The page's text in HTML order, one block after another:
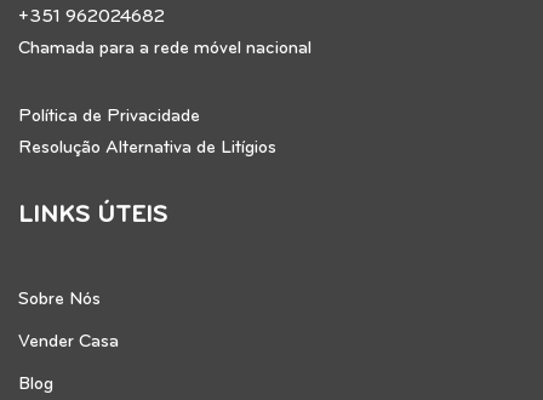
+351 962024682
Chamada para a rede móvel nacional
Política de Privacidade
Resolução Alternativa de Litígios
LINKS ÚTEIS
Sobre Nós
Vender Casa
Blog